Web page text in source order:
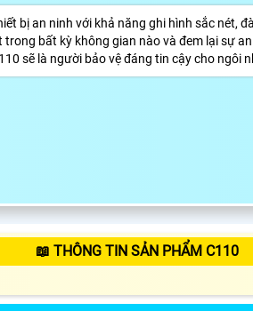
bị an ninh với khả năng ghi hình sắc nét,
bất kỳ không gian nào và đem lại sự
sẽ là người bảo vệ đáng tin cậy cho ngôi
📖 THÔNG TIN SẢN PHẨM C110